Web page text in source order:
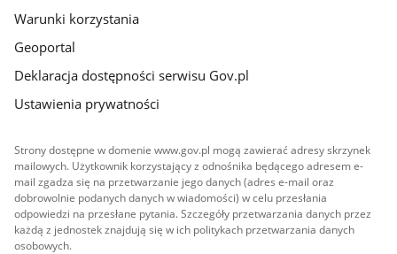
Warunki korzystania
Geoportal
Deklaracja dostępności serwisu Gov.pl
Ustawienia prywatności
Strony dostępne w domenie www.gov.pl mogą zawierać adresy skrzynek
mailowych. Użytkownik korzystający z odnośnika będącego adresem e-
mail zgadza się na przetwarzanie jego danych (adres e-mail oraz
dobrowolnie podanych danych w wiadomości) w celu przesłania
odpowiedzi na przesłane pytania. Szczegóły przetwarzania danych przez
każdą z jednostek znajdują się w ich politykach przetwarzania danych
osobowych.